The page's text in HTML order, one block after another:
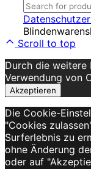
Scroll to top
Durch die
Verwendung von
Akzeptieren
Die Cookie-
"Cookies
Surferlebnis zu
ohne Änderung
oder auf